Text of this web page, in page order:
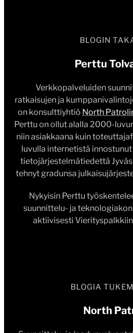
BLOGIN
Perttu
Verkkopalveluiden
ratkaisujen ja
on konsulttiyhtiö North
Perttu on ollut alalla 2000-
niin asiakkaana kuin
luvulla internetistä
tietojärjestelmätiedettä
tehnyt gradunsa
Nykyisin Perttu
suunnittelu- ja
aktiivisesti
BLOGIA
North